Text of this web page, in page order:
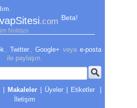
.com Beta!
Noktası
Twitter Google+ veya e-posta
ile paylaşın.
| Makaleler | Üyeler | Etiketler
|
İletişim